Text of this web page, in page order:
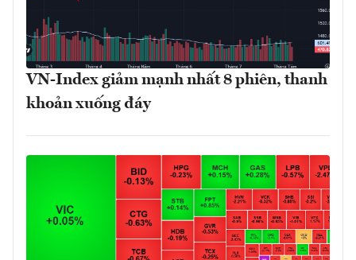
VN-Index giảm mạnh nhất 8 phiên, thanh
khoản xuống đáy